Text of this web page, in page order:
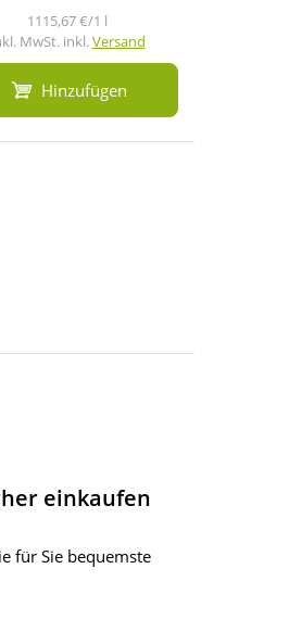
1115,67 €/1 l
MwSt. inkl.Versand
Hinzufügen
einkaufen
für Sie bequemste